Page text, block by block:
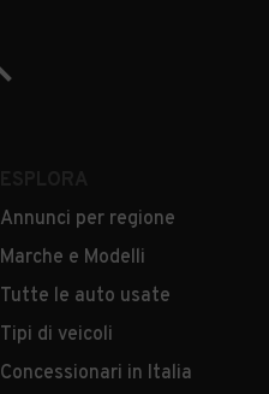
Annunci per regione
Marche e Modelli
Tutte le auto usate
Tipi di veicoli
Concessionari in Italia